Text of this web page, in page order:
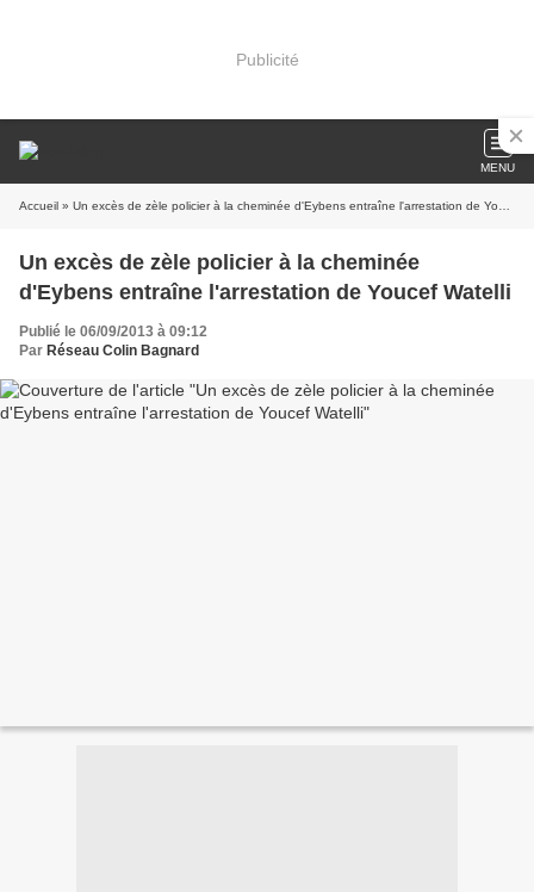
Publicité
MENU
Accueil » Un excès de zèle policier à la cheminée d'Eybens entraîne l'arrestation de Youcef Watelli
Un excès de zèle policier à la cheminée
d'Eybens entraîne l'arrestation de Youcef Watelli
Publié le 06/09/2013 à 09:12
Par Réseau Colin Bagnard